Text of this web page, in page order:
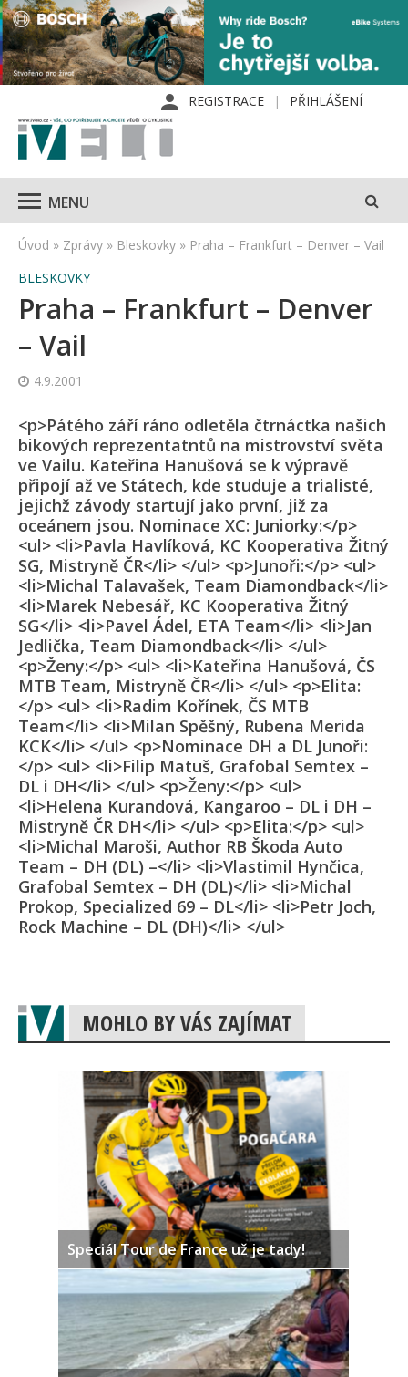
REGISTRACE PŘIHLÁŠENÍ
MENU
Úvod » Zprávy » Bleskovky » Praha – Frankfurt – Denver – Vail
BLESKOVKY
Praha – Frankfurt – Denver
– Vail
4.9.2001
<p>Pátého září ráno odletěla čtrnáctka našich
bikových reprezentatntů na mistrovství světa
ve Vailu. Kateřina Hanušová se k výpravě
připojí až ve Státech, kde studuje a trialisté,
jejichž závody startují jako první, již za
oceánem jsou. Nominace XC: Juniorky:</p>
<ul> <li>Pavla Havlíková, KC Kooperativa Žitný
SG, Mistryně ČR</li> </ul> <p>Junoři:</p> <ul>
<li>Michal Talavašek, Team Diamondback</li>
<li>Marek Nebesář, KC Kooperativa Žitný
SG</li> <li>Pavel Ádel, ETA Team</li> <li>Jan
Jedlička, Team Diamondback</li> </ul>
<p>Ženy:</p> <ul> <li>Kateřina Hanušová, ČS
MTB Team, Mistryně ČR</li> </ul> <p>Elita:
</p> <ul> <li>Radim Kořínek, ČS MTB
Team</li> <li>Milan Spěšný, Rubena Merida
KCK</li> </ul> <p>Nominace DH a DL Junoři:
</p> <ul> <li>Filip Matuš, Grafobal Semtex –
DL i DH</li> </ul> <p>Ženy:</p> <ul>
<li>Helena Kurandová, Kangaroo – DL i DH –
Mistryně ČR DH</li> </ul> <p>Elita:</p> <ul>
<li>Michal Maroši, Author RB Škoda Auto
Team – DH (DL) –</li> <li>Vlastimil Hynčica,
Grafobal Semtex – DH (DL)</li> <li>Michal
Prokop, Specialized 69 – DL</li> <li>Petr Joch,
Rock Machine – DL (DH)</li> </ul>
MOHLO BY VÁS ZAJÍMAT
Speciál Tour de France už je tady!